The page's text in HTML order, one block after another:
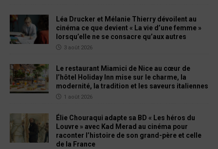
Léa Drucker et Mélanie Thierry dévoilent au
cinéma ce que devient « La vie d’une femme »
lorsqu’elle ne se consacre qu’aux autres
3 août 2026
Le restaurant Miamici de Nice au cœur de
l’hôtel Holiday Inn mise sur le charme, la
modernité, la tradition et les saveurs italiennes
1 août 2026
Élie Chouraqui adapte sa BD « Les héros du
Louvre » avec Kad Merad au cinéma pour
raconter l’histoire de son grand-père et celle
de la France